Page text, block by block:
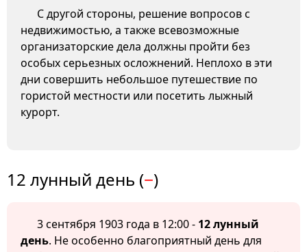
С другой стороны, решение вопросов с
недвижимостью, а также всевозможные
организаторские дела должны пройти без
особых серьезных осложнений. Неплохо в эти
дни совершить небольшое путешествие по
гористой местности или посетить лыжный
курорт.
12 лунный день (−)
3 сентября 1903 года в 12:00 - 12 лунный
день. Не особенно благоприятный день для